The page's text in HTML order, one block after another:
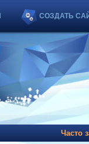
СОЗДАТЬ
Часто